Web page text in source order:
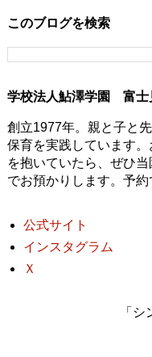
このブログを検索
学校法人鮎澤学園 富士
創立1977年。親と子と
保育を実践しています
を抱いていたら、ぜひ
でお預かりします。予約
公式サイト
インスタグラム
Ｘ
「